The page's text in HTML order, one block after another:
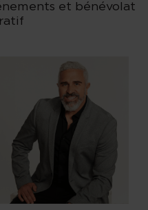
et bénévolat